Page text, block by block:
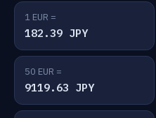
1 EUR =
182.39 JPY
50 EUR =
9119.63 JPY